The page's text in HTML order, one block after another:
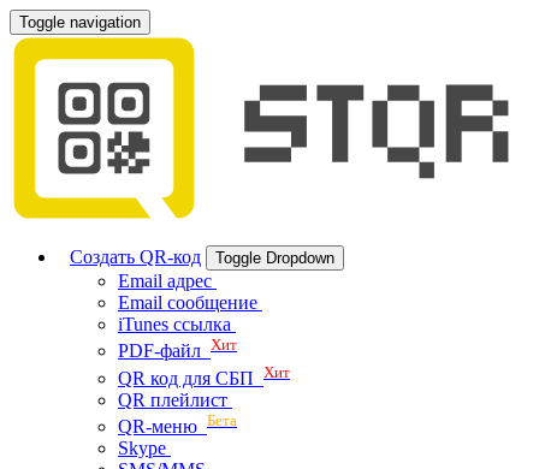
Toggle navigation
Создать QR-код Toggle Dropdown
Email адрес
Email сообщение
iTunes ссылка
PDF-файл Хит
QR код для СБП Хит
QR плейлист
QR-меню Бета
Skype